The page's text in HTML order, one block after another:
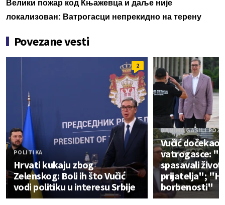
Велики пожар код Књажевца и даље није
локализован: Ватрогасци непрекидно на терену
Povezane vesti
2
POLITIKA
Hrvati kukaju zbog
Zelenskog: Boli ih što Vučić
vodi politiku u interesu Srbije
DANIMA GASILI
Vučić dočekao
vatrogasce:
spasavali
prijatelja";
borbenosti"